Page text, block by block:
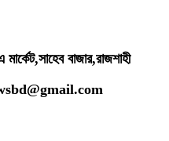
বাজার,রাজশাহী